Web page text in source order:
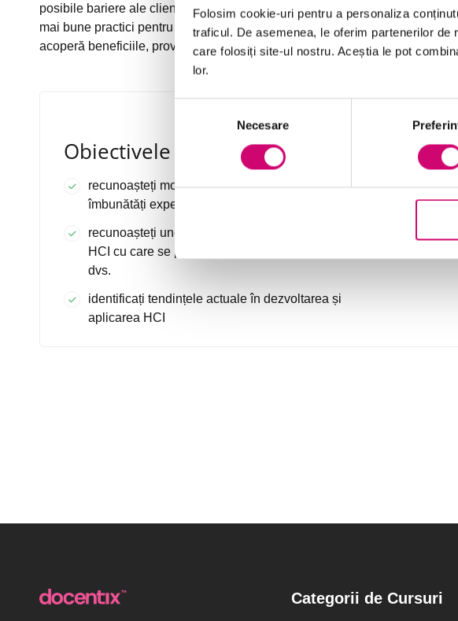
Folosim cookie-uri pentru a personaliza
traficul. De asemenea, le oferim partenerilor
care folosiți site-ul nostru. Aceștia le pot
lor.
consimțământului
Necesare
posibile bariere ale clienților și limitările tehnice implicate. Veți învăța, de
mai bune practici pentru dezvoltarea aplicațiilor HCI și să identificați
acoperă beneficiile, provocările, bunele practici și tendințele HCI.
Obiectivele Cursului
recunoașteți modurile în care HCI poate
îmbunătăți experiența clienților
în calea
recunoașteți unele dintre provocările tehnice
HCI cu care se poate confrunta organizația
dvs.
identificați tendințele actuale în dezvoltarea și
aplicarea HCI
Categorii de Cursuri